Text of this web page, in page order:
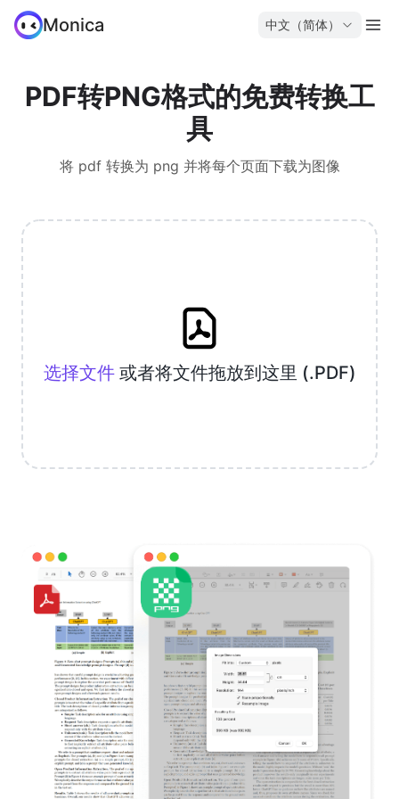
Monica 中文（简体）
PDF转PNG格式的免费转换工
具
将 pdf 转换为 png 并将每个页面下载为图像
选择文件或者将文件拖放到这里 (.PDF)